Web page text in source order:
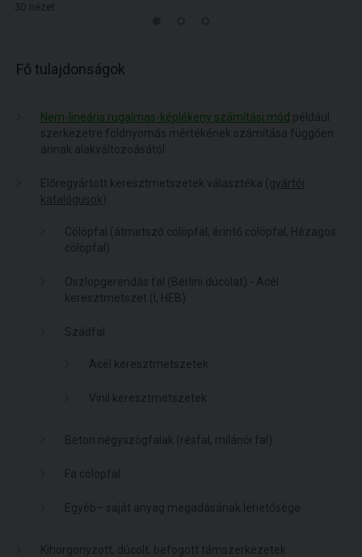
3D nézet
Fő tulajdonságok
Nem-lineáris rugalmas-képlékeny számítási mód például
szerkezetre földnyomás mértékének számítása függően
annak alakváltozoásától
Előregyártott keresztmetszetek választéka ( gyártói
katalógusok ):
Cölöpfal (átmetsző cölöpfal, érintő cölöpfal, Hézagos
cölöpfal)
Oszlopgerendás fal (Berlini dúcolat) - Acél
keresztmetszet (I, HEB)
Szádfal
Acél keresztmetszetek
Vinil keresztmetszetek
Beton négyszögfalak (résfal, milánói fal)
Fa cölöpfal
Egyéb– saját anyag megadásának lehetősége
Kihorgonyzott, dúcolt, befogott támszerkezetek